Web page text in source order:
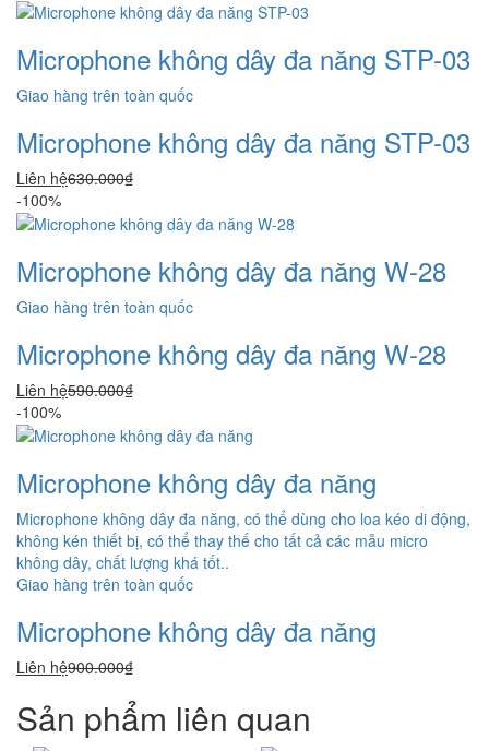
Microphone không dây đa năng STP-03
Giao hàng trên toàn quốc
Microphone không dây đa năng STP-03
Liên hệ630.000₫
-100%
Microphone không dây đa năng W-28
Giao hàng trên toàn quốc
Microphone không dây đa năng W-28
Liên hệ590.000₫
-100%
Microphone không dây đa năng
Microphone không dây đa năng, có thể dùng cho loa kéo di động,
không kén thiết bị, có thể thay thế cho tất cả các mẫu micro
không dây, chất lượng khá tốt..
Giao hàng trên toàn quốc
Microphone không dây đa năng
Liên hệ900.000₫
Sản phẩm liên quan